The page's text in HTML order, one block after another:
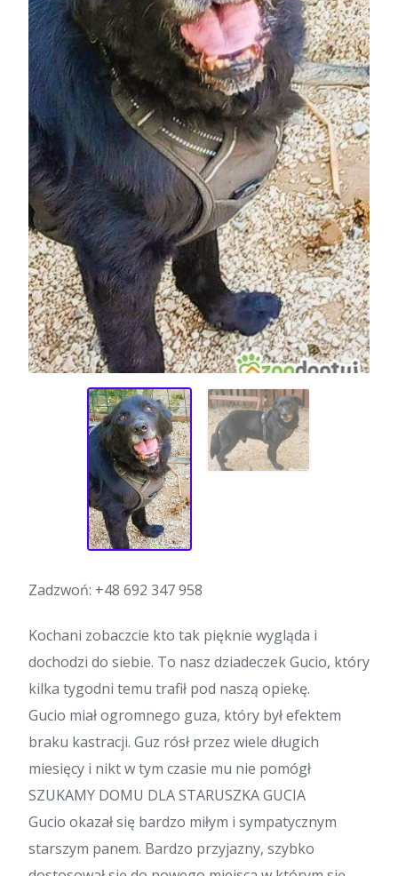
Zadzwoń: +48 692 347 958
Kochani zobaczcie kto tak pięknie wygląda i
dochodzi do siebie. To nasz dziadeczek Gucio, który
kilka tygodni temu trafił pod naszą opiekę.
Gucio miał ogromnego guza, który był efektem
braku kastracji. Guz rósł przez wiele długich
miesięcy i nikt w tym czasie mu nie pomógł
SZUKAMY DOMU DLA STARUSZKA GUCIA
Gucio okazał się bardzo miłym i sympatycznym
starszym panem. Bardzo przyjazny, szybko